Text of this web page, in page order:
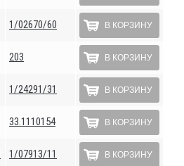
1/02670/60 В КОРЗИНУ
203 В КОРЗИНУ
1/24291/31 В КОРЗИНУ
33.1110154 В КОРЗИНУ
1/07913/11 В КОРЗИНУ